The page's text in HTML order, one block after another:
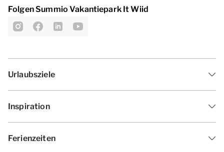
Folgen Summio Vakantiepark It Wiid
Urlaubsziele
Inspiration
Ferienzeiten